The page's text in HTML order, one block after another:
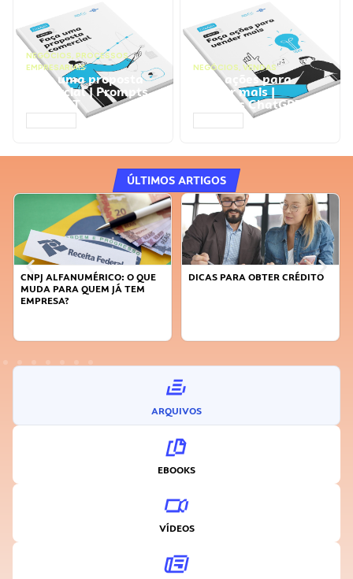
NEGÓCIOS, PROCESSOS
EMPRESARIAIS
Faça uma proposta
comercial | Prompts
ChatGPT
NEGÓCIOS, VENDAS
Faça ações para
vender mais |
Prompts ChatGPT
ÚLTIMOS ARTIGOS
DICAS PARA OBTER CRÉDITO
FAÇA A DIFERENÇA: SEJA
ARQUIVOS
EBOOKS
VÍDEOS